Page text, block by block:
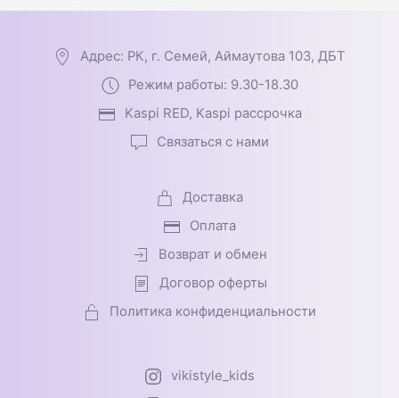
Адрес: РК, г. Семей, Аймаутова 103, ДБТ
Режим работы: 9.30-18.30
Kaspi RED, Kaspi рассрочка
Связаться с нами
Доставка
Оплата
Возврат и обмен
Договор оферты
Политика конфиденциальности
vikistyle_kids